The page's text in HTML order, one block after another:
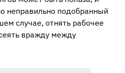
неправильно подобранный
случае, отнять рабочее
вражду между